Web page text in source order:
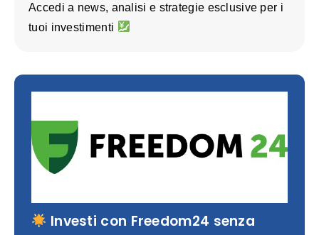
Accedi a news, analisi e strategie esclusive per i
tuoi investimenti
Investi con Freedom24 senza